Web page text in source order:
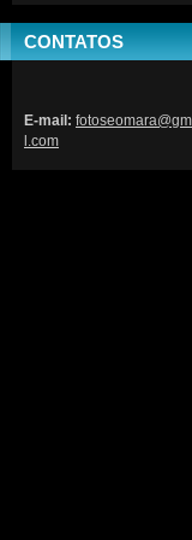
CONTATOS
E-mail: fotoseom
l.com